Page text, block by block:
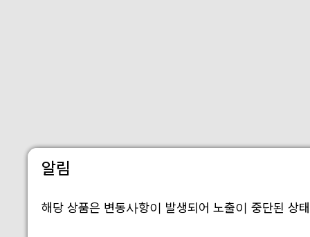
알림
해당 상품은 변동사항이 발생되어 노출이 중단된 상